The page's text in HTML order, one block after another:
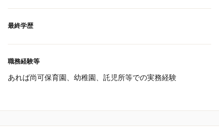
最終学歴
職務経験等
あれば尚可保育園、幼稚園、託児所等での実務経験